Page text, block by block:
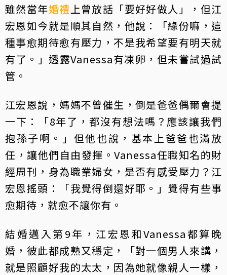
雖然當年婚禮 上曾放話「要好好做人」，但江
宏恩如今就是順其自然，他說：「緣份嘛，這
種事愈期待愈有壓力，不是我希望要有明天就
有了。」透露Vanessa有凍卵，但未嘗試過試
管。
江宏恩說，媽媽不曾催生，倒是爸爸偶爾會提
一下：「8年了，都沒有想法嗎？應該讓我們
抱孫子啊。」但他也說，基本上爸爸也滿放
任，讓他們自由發揮。Vanessa任職知名的財
經周刊，身為職業婦女，是否有感受壓力？江
宏恩搖頭：「我覺得倒還好耶。」覺得有些事
愈期待，就愈不讓你有。
結婚邁入第9年，江宏恩和Vanessa都算晚
婚，彼此都成熟又穩定，「對一個男人來講，
就是照顧好我的太太，因為她就像親人一樣，